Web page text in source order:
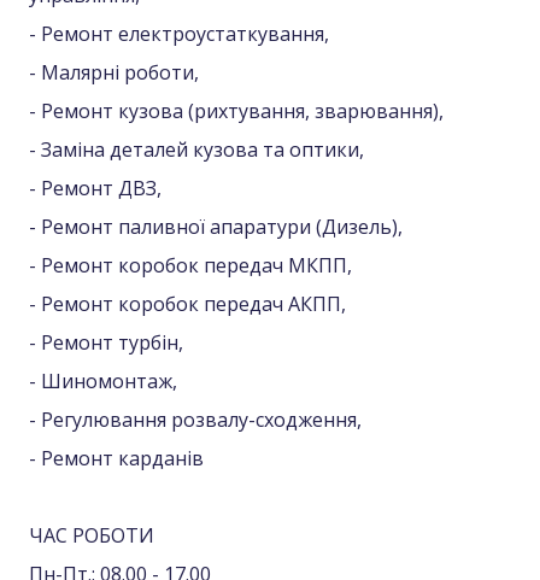
- Ремонт електроустаткування,
- Малярні роботи,
- Ремонт кузова (рихтування, зварювання),
- Заміна деталей кузова та оптики,
- Ремонт ДВЗ,
- Ремонт паливної апаратури (Дизель),
- Ремонт коробок передач МКПП,
- Ремонт коробок передач АКПП,
- Ремонт турбін,
- Шиномонтаж,
- Регулювання розвалу-сходження,
- Ремонт карданів
ЧАС РОБОТИ
Пн-Пт.: 08.00 - 17.00